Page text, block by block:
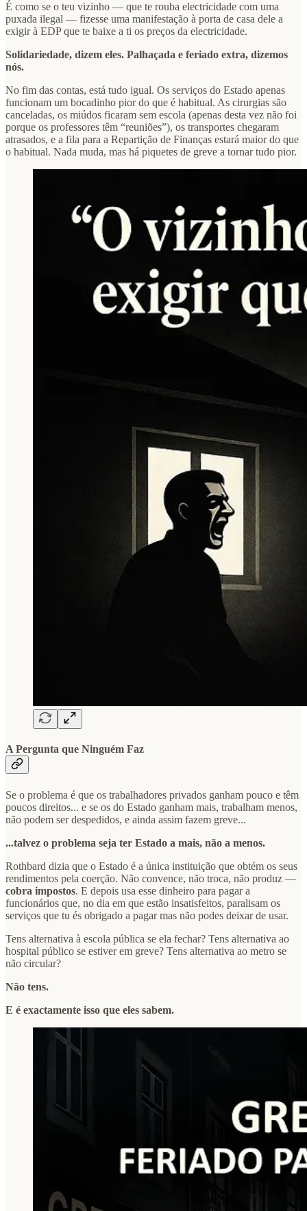
É como se o teu vizinho — que te rouba electricidade com uma
puxada ilegal — fizesse uma manifestação à porta de casa dele a
exigir à EDP que te baixe a ti os preços da electricidade.
Solidariedade, dizem eles. Palhaçada e feriado extra, dizemos
nós.
No fim das contas, está tudo igual. Os serviços do Estado apenas
funcionam um bocadinho pior do que é habitual. As cirurgias são
canceladas, os miúdos ficaram sem escola (apenas desta vez não foi
porque os professores têm “reuniões”), os transportes chegaram
atrasados, e a fila para a Repartição de Finanças estará maior do que
o habitual. Nada muda, mas há piquetes de greve a tornar tudo pior.
A Pergunta que Ninguém Faz
Se o problema é que os trabalhadores privados ganham pouco e têm
poucos direitos... e se os do Estado ganham mais, trabalham menos,
não podem ser despedidos, e ainda assim fazem greve...
...talvez o problema seja ter Estado a mais, não a menos.
Rothbard dizia que o Estado é a única instituição que obtém os seus
rendimentos pela coerção. Não convence, não troca, não produz —
cobra impostos. E depois usa esse dinheiro para pagar a
funcionários que, no dia em que estão insatisfeitos, paralisam os
serviços que tu és obrigado a pagar mas não podes deixar de usar.
Tens alternativa à escola pública se ela fechar? Tens alternativa ao
hospital público se estiver em greve? Tens alternativa ao metro se
não circular?
Não tens.
E é exactamente isso que eles sabem.